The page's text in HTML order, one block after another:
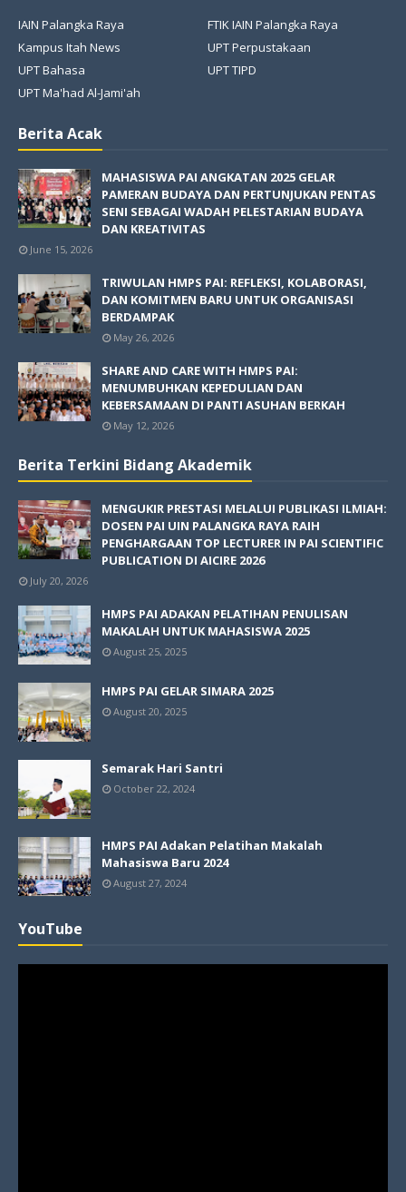
IAIN Palangka Raya
FTIK IAIN Palangka Raya
Kampus Itah News
UPT Perpustakaan
UPT Bahasa
UPT TIPD
UPT Ma'had Al-Jami'ah
Berita Acak
MAHASISWA PAI ANGKATAN 2025 GELAR
PAMERAN BUDAYA DAN PERTUNJUKAN PENTAS
SENI SEBAGAI WADAH PELESTARIAN BUDAYA
DAN KREATIVITAS
June 15, 2026
TRIWULAN HMPS PAI: REFLEKSI, KOLABORASI,
DAN KOMITMEN BARU UNTUK ORGANISASI
BERDAMPAK
May 26, 2026
SHARE AND CARE WITH HMPS PAI:
MENUMBUHKAN KEPEDULIAN DAN
KEBERSAMAAN DI PANTI ASUHAN BERKAH
May 12, 2026
Berita Terkini Bidang Akademik
MENGUKIR PRESTASI MELALUI PUBLIKASI ILMIAH:
DOSEN PAI UIN PALANGKA RAYA RAIH
PENGHARGAAN TOP LECTURER IN PAI SCIENTIFIC
PUBLICATION DI AICIRE 2026
July 20, 2026
HMPS PAI ADAKAN PELATIHAN PENULISAN
MAKALAH UNTUK MAHASISWA 2025
August 25, 2025
HMPS PAI GELAR SIMARA 2025
August 20, 2025
Semarak Hari Santri
October 22, 2024
HMPS PAI Adakan Pelatihan Makalah
Mahasiswa Baru 2024
August 27, 2024
YouTube